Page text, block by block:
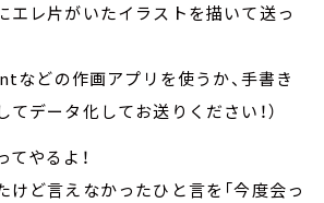
エレ片がいたイラストを描いて送っ
などの作画アプリを使うか、手書き
データ化してお送りください！）
やるよ！
けど言えなかったひと言を「今度会っ